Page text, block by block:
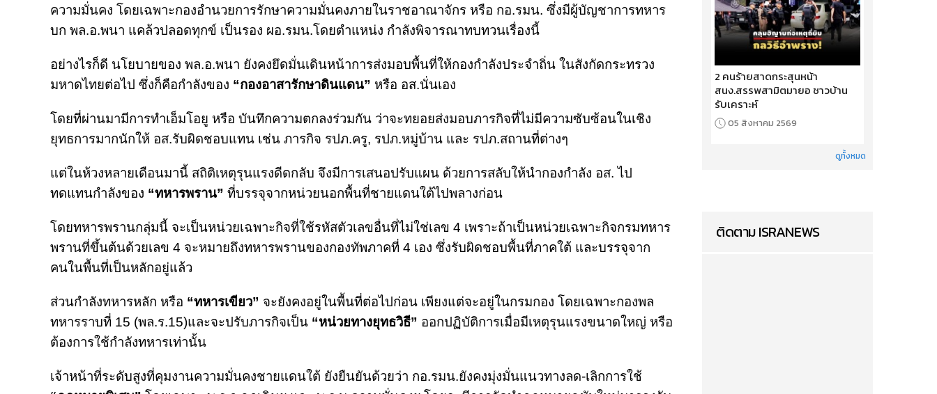
ความมั่นคง โดยเฉพาะกองอำนวยการรักษาความมั่นคงภายในราชอาณาจักร หรือ กอ.รมน. ซึ่งมีผู้บัญชาการทหาร
บก พล.อ.พนา แคล้วปลอดทุกข์ เป็นรอง ผอ.รมน.โดยตำแหน่ง กำลังพิจารณาทบทวนเรื่องนี้
อย่างไรก็ดี นโยบายของ พล.อ.พนา ยังคงยึดมั่นเดินหน้าการส่งมอบพื้นที่ให้กองกำลังประจำถิ่น ในสังกัดกระทรวง
มหาดไทยต่อไป ซึ่งก็คือกำลังของ “กองอาสารักษาดินแดน” หรือ อส.นั่นเอง
โดยที่ผ่านมามีการทำเอ็มโอยู หรือ บันทึกความตกลงร่วมกัน ว่าจะทยอยส่งมอบภารกิจที่ไม่มีความซับซ้อนในเชิง
ยุทธการมากนักให้ อส.รับผิดชอบแทน เช่น ภารกิจ รปภ.ครู, รปภ.หมู่บ้าน และ รปภ.สถานที่ต่างๆ
แต่ในห้วงหลายเดือนมานี้ สถิติเหตุรุนแรงดีดกลับ จึงมีการเสนอปรับแผน ด้วยการสลับให้นำกองกำลัง อส. ไป
ทดแทนกำลังของ “ทหารพราน” ที่บรรจุจากหน่วยนอกพื้นที่ชายแดนใต้ไปพลางก่อน
โดยทหารพรานกลุ่มนี้ จะเป็นหน่วยเฉพาะกิจที่ใช้รหัสตัวเลขอื่นที่ไม่ใช่เลข 4 เพราะถ้าเป็นหน่วยเฉพาะกิจกรมทหาร
พรานที่ขึ้นต้นด้วยเลข 4 จะหมายถึงทหารพรานของกองทัพภาคที่ 4 เอง ซึ่งรับผิดชอบพื้นที่ภาคใต้ และบรรจุจาก
คนในพื้นที่เป็นหลักอยู่แล้ว
ส่วนกำลังทหารหลัก หรือ “ทหารเขียว” จะยังคงอยู่ในพื้นที่ต่อไปก่อน เพียงแต่จะอยู่ในกรมกอง โดยเฉพาะกองพล
ทหารราบที่ 15 (พล.ร.15)และจะปรับภารกิจเป็น “หน่วยทางยุทธวิธี” ออกปฏิบัติการเมื่อมีเหตุรุนแรงขนาดใหญ่ หรือ
ต้องการใช้กำลังทหารเท่านั้น
เจ้าหน้าที่ระดับสูงที่คุมงานความมั่นคงชายแดนใต้ ยังยืนยันด้วยว่า กอ.รมน.ยังคงมุ่งมั่นแนวทางลด-เลิกการใช้
2 คนร้ายสาดกระสุนหน้า
สนง.สรรพสามิตมายอ ชาวบ้าน
รับเคราะห์
05 สิงหาคม 2569
ดูทั้งหมด
ติดตาม ISRANEWS